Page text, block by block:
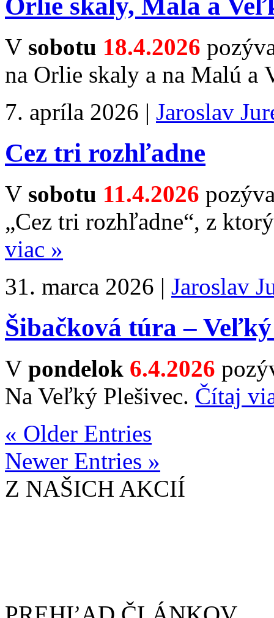
Orlie skaly, Malá a
V sobotu 18.4.2026
na Orlie skaly a na Malú a
7. apríla 2026 | Jaroslav
Cez tri rozhľadne
V sobotu 11.4.2026
„Cez tri rozhľadne“, z
viac »
31. marca 2026 | Jaroslav
Šibačková túra – Veľký
V pondelok 6.4.2026
Na Veľký Plešivec. Čítaj
« Older Entries
Newer Entries »
Z NAŠICH AKCIÍ